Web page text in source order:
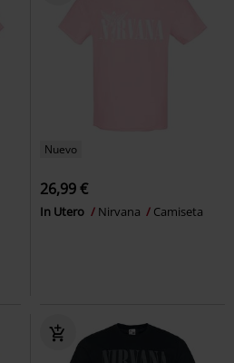
Nuevo
26,99 €
In Utero Nirvana Camiseta